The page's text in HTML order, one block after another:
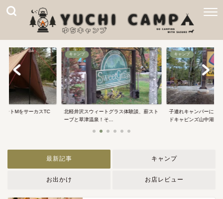
ントMをサーカスTC
キャンプ
北軽井沢スウィートグラス体験談、薪スト
ーブと草津温泉！そ...
キャンプ
子連れキャンパーに大
ドキャビンズ山中湖...
最新記事 キャンプ
お出かけ お店レビュー